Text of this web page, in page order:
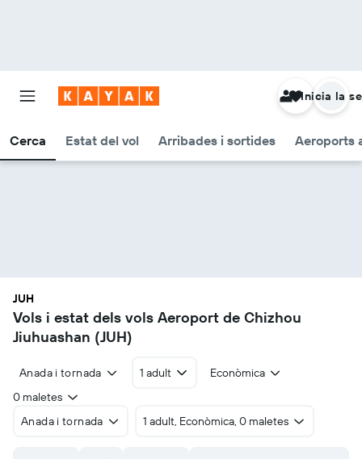
Cerca Estat del vol Arribades i sortides Aeroports
Inicia la
JUH
Vols i estat dels vols Aeroport de Chizhou
Jiuhuashan (JUH)
Anada i tornada 1 adult
Econòmica
0 maletes
Anada i tornada
1 adult, Econòmica, 0 maletes